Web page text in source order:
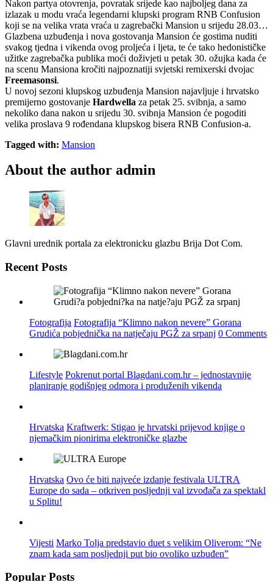
Nakon partya otovrenja, povratak srijede kao najboljeg dana za
izlazak u modu vraća legendarni klupski program RNB Confusion
koji se na velika vrata vraća u zagrebački Mansion u srijedu 28.03…
Glazbena uzbuđenja i nova gostovanja Mansion će gostima nuditi
svakog tjedna i vikenda ovog proljeća i ljeta, te će tako hedonističke
užitke zagrebačka publika moći doživjeti u petak 30. ožujka kada će
na scenu Mansiona kročiti najpoznatiji svjetski remixerski dvojac
Freemasonsi.
U novoj sezoni klupskog uzbuđenja Mansion najavljuje i hrvatsko
premijerno gostovanje Hardwella za petak 25. svibnja, a samo
nekoliko dana nakon u srijedu 30. svibnja Mansion će pogoditi
velika proslava 9 rođendana klupskog bisera RNB Confusion-a.
Tagged with: Mansion
About the author admin
Glavni urednik portala za elektronicku glazbu Brija Dot Com.
Recent Posts
Fotografija Fotografija “Klimno nakon nevere” Gorana
Grudića pobjednička na natječaju PGŽ za srpanj 0 Comments
Lifestyle Pokrenut portal Blagdani.com.hr – jednostavnije
planiranje godišnjeg odmora i produženih vikenda
Hrvatska Kraftwerk: Stigao je hrvatski prijevod knjige o
njemačkim pionirima elektroničke glazbe
Hrvatska Ovo će biti najveće izdanje festivala ULTRA
Europe do sada – otkriven posljednji val izvođača za spektakl
u Splitu!
Vijesti Marko Tolja predstavio duet s velikim Oliverom: “Ne
znam kada sam posljednji put bio ovoliko uzbuđen”
Popular Posts